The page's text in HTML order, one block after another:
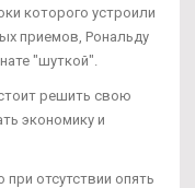
которого устроили
приемов, Рональду
"шуткой".
решить свою
экономику и
отсутствии опять